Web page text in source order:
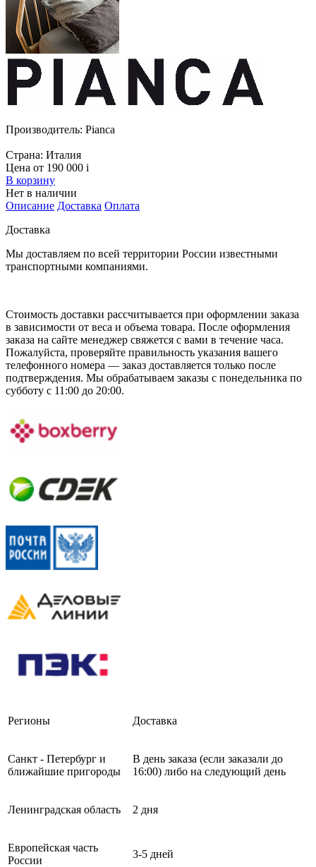
Производитель: Pianca
Страна: Италия
Цена от 190 000 i
В корзину
Нет в наличии
Описание Доставка Оплата
Доставка
Мы доставляем по всей территории России известными
транспортными компаниями.
Стоимость доставки рассчитывается при оформлении заказа
в зависимости от веса и объема товара. После оформления
заказа на сайте менеджер свяжется с вами в течение часа.
Пожалуйста, проверяйте правильность указания вашего
телефонного номера — заказ доставляется только после
подтверждения. Мы обрабатываем заказы с понедельника по
субботу с 11:00 до 20:00.
Регионы Доставка
Санкт - Петербург и
ближайшие пригороды
В день заказа (если заказали до
16:00) либо на следующий день
Ленинградская область 2 дня
Европейская часть
России
3-5 дней